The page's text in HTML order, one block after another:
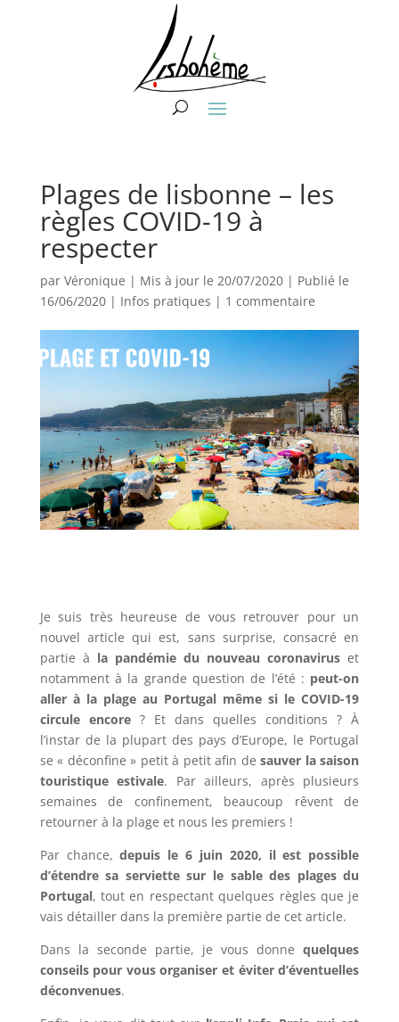
Plages de lisbonne – les
règles COVID-19 à
respecter
par Véronique | Mis à jour le 20/07/2020 | Publié le
16/06/2020| Infos pratiques | 1 commentaire
Je suis très heureuse de vous retrouver pour un
nouvel article qui est, sans surprise, consacré en
partie à la pandémie du nouveau coronavirus et
notamment à la grande question de l’été : peut-on
aller à la plage au Portugal même si le COVID-19
circule encore? Et dans quelles conditions ? À
l’instar de la plupart des pays d’Europe, le Portugal
se « déconfine » petit à petit afin desauver la saison
touristique estivale. Par ailleurs, après plusieurs
semaines de confinement, beaucoup rêvent de
retourner à la plage et nous les premiers !
Par chance,depuis le 6 juin 2020, il est possible
d’étendre sa serviette sur le sable des plages du
Portugal, tout en respectant quelques règles que je
vais détailler dans la première partie de cet article.
Dans la seconde partie, je vous donnequelques
conseils pour vous organiser et éviter d’éventuelles
déconvenues.